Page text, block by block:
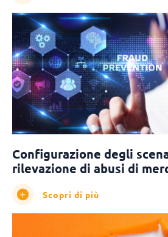
Configurazione degli
rilevazione di abusi di
Scopri di più